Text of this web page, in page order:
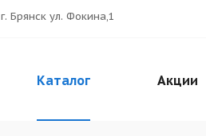
г. Брянск ул. Фокина,1
Каталог Акции